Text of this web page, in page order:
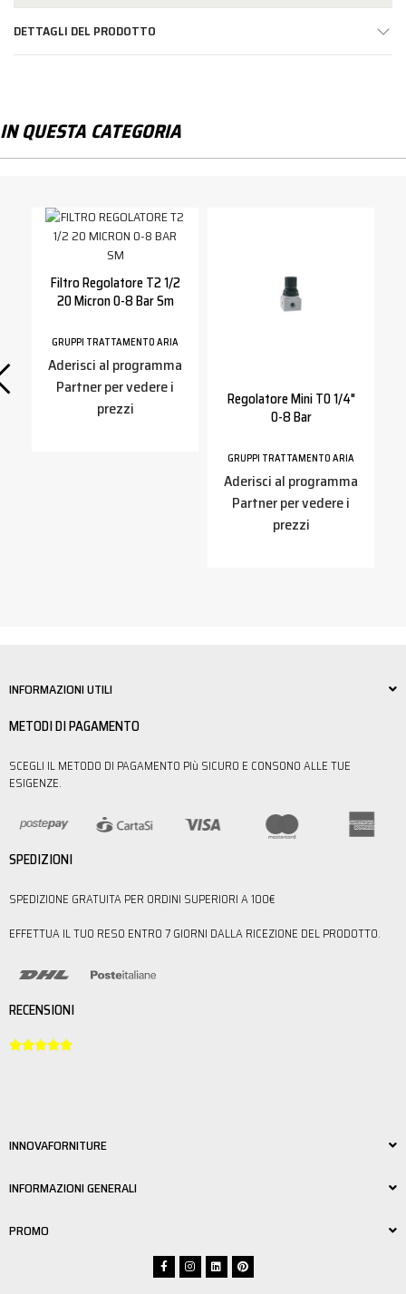
DETTAGLI DEL PRODOTTO
IN QUESTA CATEGORIA
Filtro Regolatore T2 1/2
20 Micron 0-8 Bar Sm
GRUPPI TRATTAMENTO ARIA
Aderisci al programma
Partner per vedere i
prezzi
Regolatore Mini T0 1/4"
0-8 Bar
GRUPPI TRATTAMENTO ARIA
Aderisci al programma
Partner per vedere i
prezzi
INFORMAZIONI UTILI
METODI DI PAGAMENTO
SCEGLI IL METODO DI PAGAMENTO PIù SICURO E CONSONO ALLE TUE
ESIGENZE.
SPEDIZIONI
SPEDIZIONE GRATUITA PER ORDINI SUPERIORI A 100€
EFFETTUA IL TUO RESO ENTRO 7 GIORNI DALLA RICEZIONE DEL PRODOTTO.
RECENSIONI

INNOVAFORNITURE
INFORMAZIONI GENERALI
PROMO